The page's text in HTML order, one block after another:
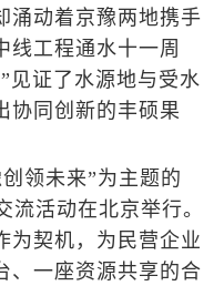
动着京豫两地携手
线工程通水十一周
见证了水源地与受水
协同创新的丰硕果
领未来”为主题的
流活动在北京举行。
为契机，为民营企业
、一座资源共享的合